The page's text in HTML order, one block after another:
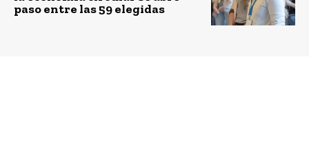
paso entre las 59 elegidas